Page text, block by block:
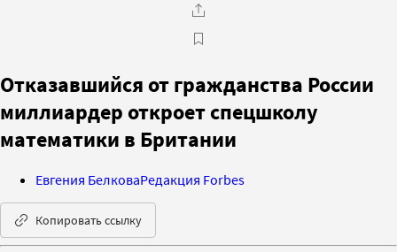
Отказавшийся от гражданства России
миллиардер откроет спецшколу
математики в Британии
Евгения БелковаРедакция Forbes
Копировать ссылку